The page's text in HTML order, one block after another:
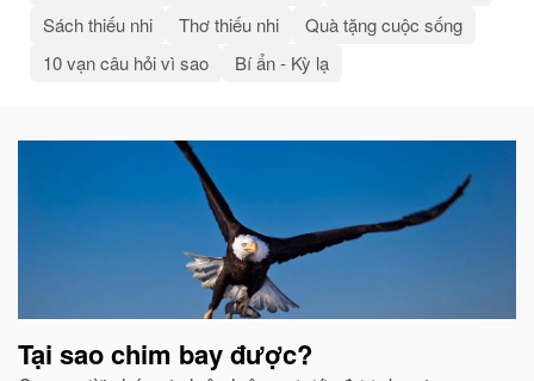
Sách thiếu nhi
Thơ thiếu nhi
Quà tặng cuộc sống
10 vạn câu hỏi vì sao
Bí ẩn - Kỳ lạ
Bài
liên
Tại sao chim bay được?